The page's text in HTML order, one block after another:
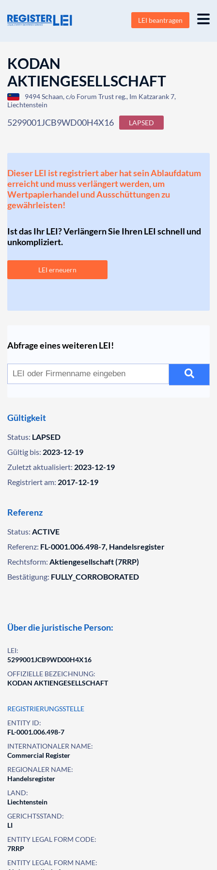
LEI beantragen
KODAN
AKTIENGESELLSCHAFT
9494 Schaan, c/o Forum Trust reg., Im Katzarank 7,
Liechtenstein
5299001JCB9WD00H4X16 LAPSED
Dieser LEI ist registriert aber hat sein Ablaufdatum
erreicht und muss verlängert werden, um
Wertpapierhandel und Ausschüttungen zu
gewährleisten!
Ist das Ihr LEI? Verlängern Sie Ihren LEI schnell und
unkompliziert.
LEI erneuern
Abfrage eines weiteren LEI!
Gültigkeit
Status: LAPSED
Gültig bis: 2023-12-19
Zuletzt aktualisiert: 2023-12-19
Registriert am: 2017-12-19
Referenz
Status: ACTIVE
Referenz: FL-0001.006.498-7, Handelsregister
Rechtsform: Aktiengesellschaft (7RRP)
Bestätigung: FULLY_CORROBORATED
Über die juristische Person:
LEI:
5299001JCB9WD00H4X16
OFFIZIELLE BEZEICHNUNG:
KODAN AKTIENGESELLSCHAFT
REGISTRIERUNGSSTELLE
ENTITY ID:
FL-0001.006.498-7
INTERNATIONALER NAME:
Commercial Register
REGIONALER NAME:
Handelsregister
LAND:
Liechtenstein
GERICHTSSTAND:
LI
ENTITY LEGAL FORM CODE:
7RRP
ENTITY LEGAL FORM NAME: